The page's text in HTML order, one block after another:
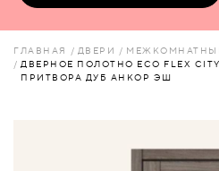
АКСЕССУАРЫ
ГЛАВНАЯ ДВЕРИ
ДВЕРНОЕ ПОЛОТНО ECO FLEX
ПРИТВОРА ДУБ АНКОР ЭШ